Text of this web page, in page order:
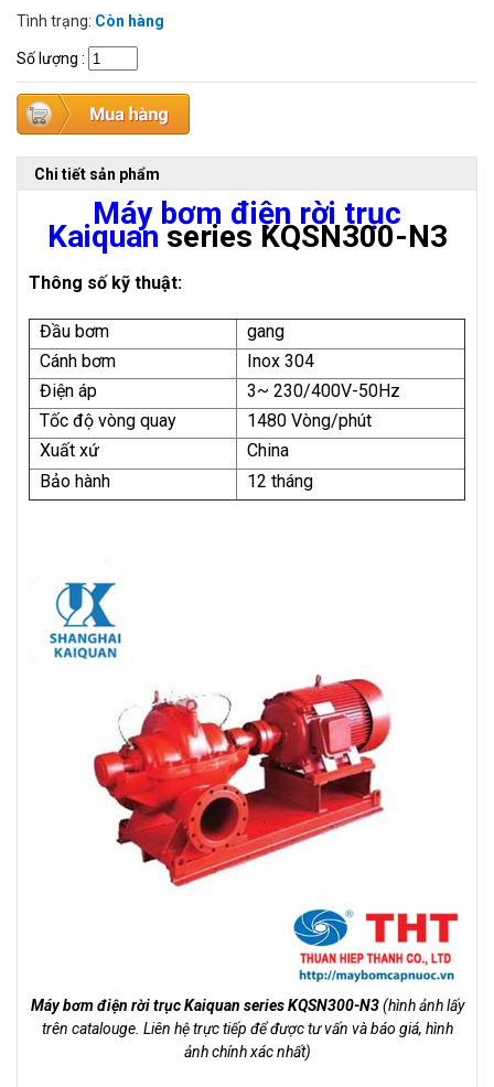
Tình trạng: Còn hàng
Số lượng :
Chi tiết sản phẩm
Máy bơm điện rời trục
Kaiquan series KQSN300-N3
Thông số kỹ thuật:
Đầu bơm
gang
Cánh bơm
Inox 304
Điện áp
3~ 230/400V-50Hz
Tốc độ vòng quay
1480 Vòng/phút
Xuất xứ
China
Bảo hành
12 tháng
Máy bơm điện rời trục Kaiquan series KQSN300-N3(hình ảnh lấy
trên catalouge. Liên hệ trực tiếp để được tư vấn và báo giá, hình
ảnh chính xác nhất)